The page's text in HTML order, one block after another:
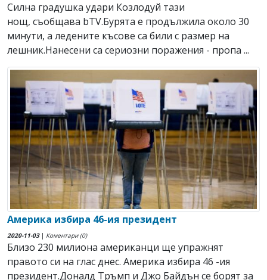
Силна градушка удари Козлодуй тази
нощ, съобщава bTV.Бурята е продължила около 30
минути, а ледените късове са били с размер на
лешник.Нанесени са сериозни поражения - пропа ...
Америка избира 46-ия президент
2020-11-03| Коментари (0)
Близо 230 милиона американци ще упражнят
правото си на глас днес. Америка избира 46 -ия
президент.Доналд Тръмп и Джо Байдън се борят за